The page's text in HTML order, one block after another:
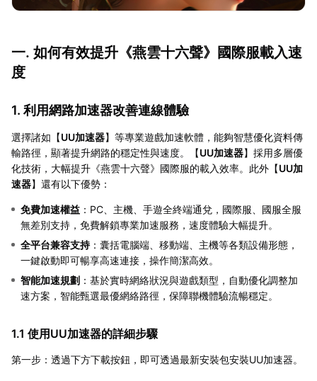
一. 如何有效提升《燕雲十六聲》國際服載入速
度
1. 利用網路加速器改善連線體驗
選擇諸如【UU加速器】等專業遊戲加速軟體，能夠智慧優化資料傳
輸路徑，顯著提升網路的穩定性與速度。【UU加速器】採用多層優
化技術，大幅提升《燕雲十六聲》國際服的載入效率。此外【UU加
速器】還有以下優勢：
免費加速權益 ：PC、主機、手遊全終端通兌，國際服、國服全服
無差別支持，免費解鎖專業加速服務，速度體驗大幅提升。
全平台兼容支持：囊括電腦端、移動端、主機等各類設備形態，
一鍵啟動即可暢享高速連接，操作簡潔高效。
智能加速規劃 ：基於實時網絡狀況與遊戲類型，自動優化調整加
速方案，智能甄選最優網絡路徑，保障聯機體驗流暢穩定。
1.1 使用UU加速器的詳細步驟
第一步：透過下方下載按鈕，即可透過最新安裝包安裝UU加速器。